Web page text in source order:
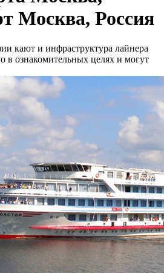
Москва, Россия
кают и инфраструктура лайнера
в ознакомительных целях и могут